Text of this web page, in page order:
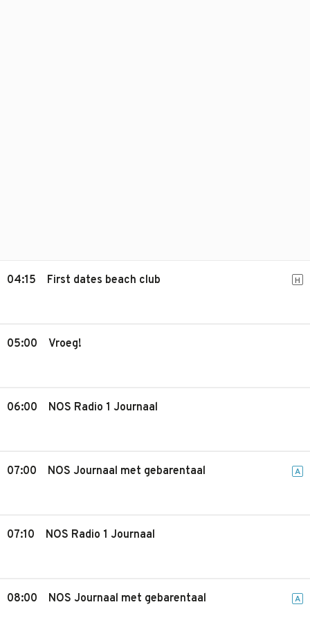
04:15 First dates beach club H
05:00 Vroeg!
06:00 NOS Radio 1 Journaal
07:00 NOS Journaal met gebarentaal A
07:10 NOS Radio 1 Journaal
08:00 NOS Journaal met gebarentaal A